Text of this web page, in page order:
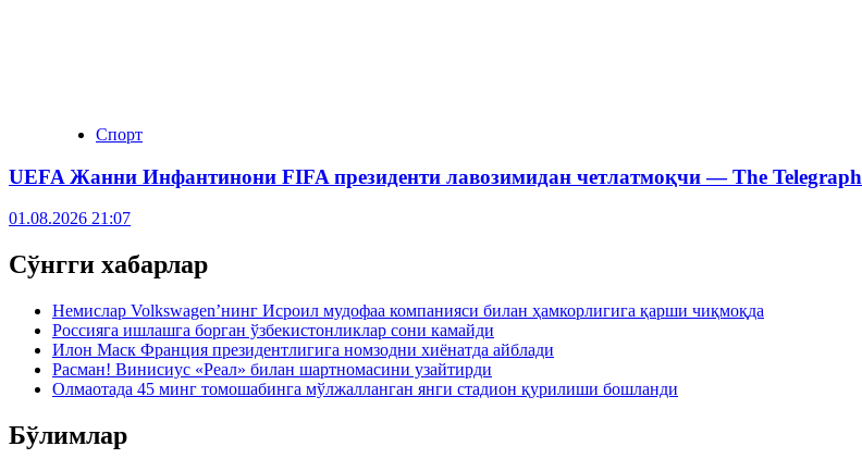
Спорт
UEFA Жанни Инфантинони FIFA президенти лавозимидан четлатмоқчи — The Telegraph
01.08.2026 21:07
Сўнгги хабарлар
Немислар Volkswagen’нинг Исроил мудофаа компанияси билан ҳамкорлигига қарши чиқмоқда
Россияга ишлашга борган ўзбекистонликлар сони камайди
Илон Маск Франция президентлигига номзодни хиёнатда айблади
Расман! Винисиус «Реал» билан шартномасини узайтирди
Олмаотада 45 минг томошабинга мўлжалланган янги стадион қурилиши бошланди
Бўлимлар